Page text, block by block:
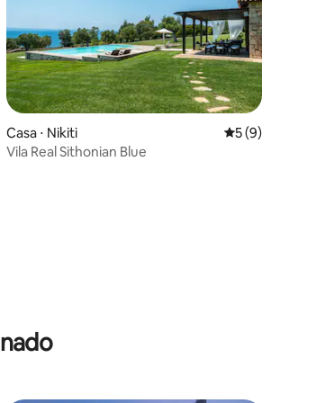
avaliação média de 5, 21 avaliações
Casa ⋅ Nikiti 5 de uma
5 (9)
Vila Real Sithonian Blue